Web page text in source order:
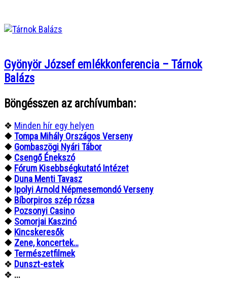
Gyönyör József emlékkonferencia – Tárnok
Balázs
Böngésszen az archívumban:
❖ Minden hír egy helyen
❖Tompa Mihály Országos Verseny
❖ Gombaszögi Nyári Tábor
❖ Csengő Énekszó
❖ Fórum Kisebbségkutató Intézet
❖ Duna Menti Tavasz
❖ Ipolyi Arnold Népmesemondó Verseny
❖ Bíborpiros szép rózsa
❖ Pozsonyi Casino
❖ Somorjai Kaszinó
❖ Kincskeresők
❖ Zene, koncertek…
❖Természetfilmek
❖ Dunszt-estek
❖ ...